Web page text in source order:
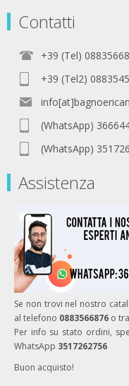
Contatti
+39 (Tel)
+39 (Tel2)
(WhatsApp)
(WhatsApp)
Assistenza
Se non trovi nel nostro
al telefono 0883566876 o
Per info su stato ordini,
WhatsApp 3517262756
Buon acquisto!